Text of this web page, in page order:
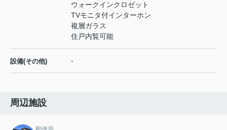
ウォークインクロゼット
TVモニタ付インターホン
複層ガラス
住戸内覧可能
設備(その他) -
周辺施設